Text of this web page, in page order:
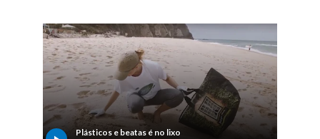
Plásticos e beatas é no lixo